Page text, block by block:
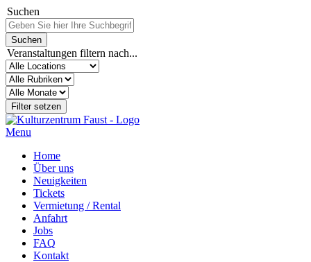
Suchen
Veranstaltungen filtern nach...
Menu
Home
Über uns
Neuigkeiten
Tickets
Vermietung / Rental
Anfahrt
Jobs
FAQ
Kontakt